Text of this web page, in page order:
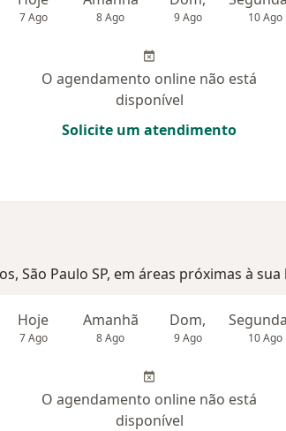
7 Ago 8 Ago 9 Ago 10 Ago
O agendamento online não está
disponível
Solicite um atendimento
São Paulo SP, em áreas próximas à sua
Hoje
7 Ago
Amanhã
8 Ago
Dom,
9 Ago 10 Ago
O agendamento online não está
disponível